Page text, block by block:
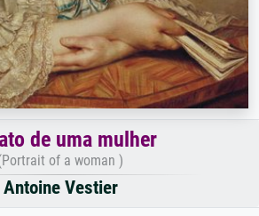
de uma mulher
of a woman )
Antoine Vestier